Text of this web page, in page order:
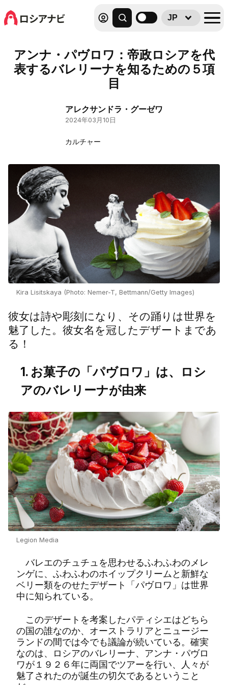
JP
アンナ・パヴロワ：帝政ロシアを代
表するバレリーナを知るための５項
目
アレクサンドラ・グーゼワ
2024年03月10日
カルチャー
Kira Lisitskaya (Photo: Nemer-T, Bettmann/Getty Images)
彼女は詩や彫刻になり、その踊りは世界を
魅了した。彼女名を冠したデザートまであ
る！
1. お菓子の「パヴロワ」は、ロシ
アのバレリーナが由来
Legion Media
バレエのチュチュを思わせるふわふわのメレ
ンゲに、ふわふわのホイップクリームと新鮮な
ベリー類をのせたデザート「パヴロワ」は世界
中に知られている。
このデザートを考案したパティシエはどちら
の国の誰なのか、オーストラリアとニュージー
ランドの間では今でも議論が続いている。確実
なのは、ロシアのバレリーナ、アンナ・パヴロ
ワが１９２６年に両国でツアーを行い、人々が
魅了されたのが誕生の切欠であるということ